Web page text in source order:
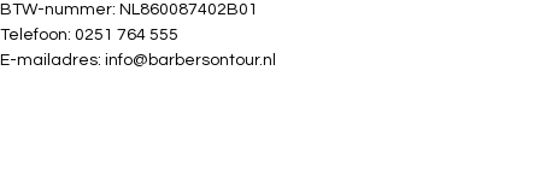
BTW-nummer: NL860087402B01
Telefoon: 0251 764 555
E-mailadres: info@barbersontour.nl